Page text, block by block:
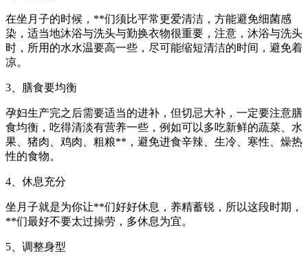
在坐月子的时候，**们须比平常更爱清洁，方能避免细菌感
染，适当地沐浴与洗头与勤换衣物很重要，注意，沐浴与洗头
时，所用的水水温要高一些，尽可能缩短清洁的时间，避免着
凉。
3、膳食要均衡
孕妇生产完之后需要适当的进补，但切忌大补，一定要注意膳
食均衡，吃得清淡有营养一些，例如可以多吃新鲜的蔬菜、水
果、猪肉、鸡肉、粗粮**，避免进食辛辣、生冷、寒性、燥热
性的食物。
4、休息充分
坐月子就是为你让**们好好休息，养精蓄锐，所以这段时期，
**们最好不要太过操劳，多休息为宜。
5、调整身型